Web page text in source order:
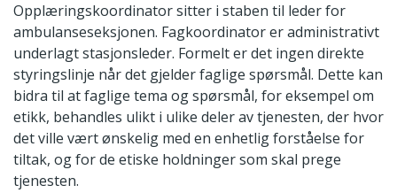
Opplæringskoordinator sitter i staben til leder for
ambulanseseksjonen. Fagkoordinator er administrativt
underlagt stasjonsleder. Formelt er det ingen direkte
styringslinje når det gjelder faglige spørsmål. Dette kan
bidra til at faglige tema og spørsmål, for eksempel om
etikk, behandles ulikt i ulike deler av tjenesten, der hvor
det ville vært ønskelig med en enhetlig forståelse for
tiltak, og for de etiske holdninger som skal prege
tjenesten.